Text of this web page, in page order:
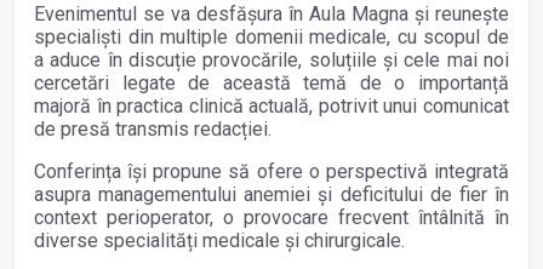
Evenimentul se va desfășura în Aula Magna și reunește
specialiști din multiple domenii medicale, cu scopul de
a aduce în discuție provocările, soluțiile și cele mai noi
cercetări legate de această temă de o importanță
majoră în practica clinică actuală, potrivit unui comunicat
de presă transmis redacției.
Conferința își propune să ofere o perspectivă integrată
asupra managementului anemiei și deficitului de fier în
context perioperator, o provocare frecvent întâlnită în
diverse specialități medicale și chirurgicale.